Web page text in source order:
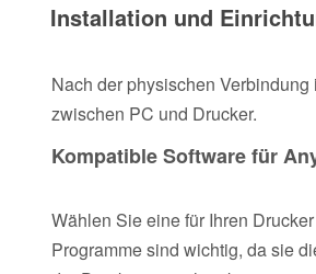
Installation und
Nach der physischen
zwischen PC und Drucker.
Kompatible Software für
Wählen Sie eine für Ihren
Programme sind wichtig, da sie